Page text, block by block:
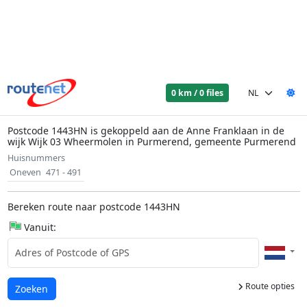
0 km / 0 files
Postcode 1443HN is gekoppeld aan de Anne Franklaan in de
wijk Wijk 03 Wheermolen in Purmerend, gemeente Purmerend
Huisnummers
Oneven 471 - 491
Bereken route naar postcode 1443HN
Vanuit:
Route opties
Laden...
Zoeken